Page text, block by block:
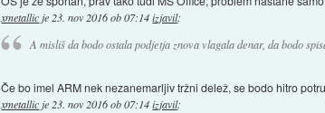
xmetallic je 23. nov 2016 ob 07:14 izjavil:
A misliš da bodo ostala podjetja znova vlagala denar, da bodo
Če bo imel ARM nek nezanemarljiv tržni delež, se bodo hitro
xmetallicje23. nov 2016 ob 07:14 izjavil: